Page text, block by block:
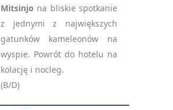
Mitsinjo na bliskie spotkanie
z jednymi z największych
gatunków kameleonów na
wyspie. Powrót do hotelu na
kolację i nocleg.
(B/D)